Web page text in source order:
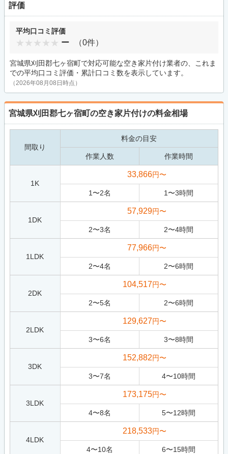
評価
平均口コミ評価
ー （0件）
宮城県刈田郡七ヶ宿町で対応可能な空き家片付け業者の、これま
での平均口コミ評価・累計口コミ数を表示しています。
（2026年08月08日時点）
宮城県刈田郡七ヶ宿町の空き家片付けの料金相場
間取り
料金の目安
作業人数 作業時間
1K
33,866円〜
1 〜2名 1 〜3時間
1DK
57,929円〜
2〜3名 2〜4時間
1LDK
77,966円〜
2〜4名 2〜6時間
2DK
104,517円〜
2〜5名 2〜6時間
2LDK
129,627円〜
3〜6名 3〜8時間
3DK
152,882円〜
3〜7名 4〜10時間
3LDK
173,175円〜
4〜8名 5〜12時間
4LDK
218,533円〜
4〜10名 6〜15時間